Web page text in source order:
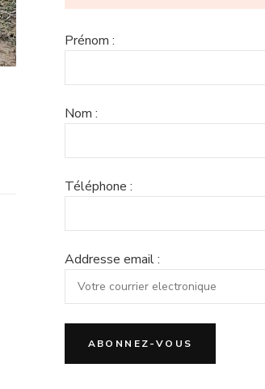
Prénom :
Nom :
Téléphone :
Addresse email :